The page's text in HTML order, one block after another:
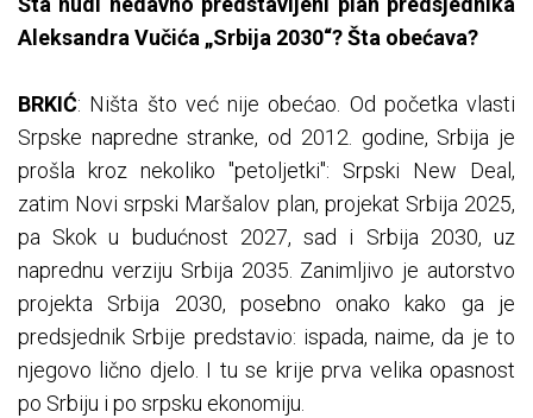
Aleksandra Vučića „Srbija 2030“? Šta obećava?
BRKIĆ: Ništa što već nije obećao. Od početka vlasti
Srpske napredne stranke, od 2012. godine, Srbija je
prošla kroz nekoliko "petoljetki": Srpski New Deal,
zatim Novi srpski Maršalov plan, projekat Srbija 2025,
pa Skok u budućnost 2027, sad i Srbija 2030, uz
naprednu verziju Srbija 2035. Zanimljivo je autorstvo
projekta Srbija 2030, posebno onako kako ga je
predsjednik Srbije predstavio: ispada, naime, da je to
njegovo lično djelo. I tu se krije prva velika opasnost
po Srbiju i po srpsku ekonomiju.